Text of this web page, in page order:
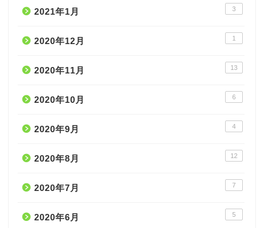
2021年1月 3
2020年12月 1
2020年11月 13
2020年10月 6
2020年9月 4
2020年8月 12
2020年7月 7
2020年6月 5